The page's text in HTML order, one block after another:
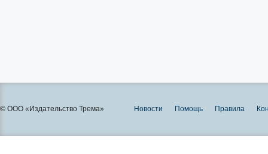
© ООО «Издательство Трема» Новости Помощь Правила